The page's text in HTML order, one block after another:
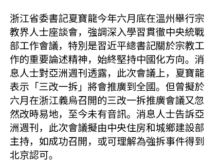
浙江省委書記夏寶龍今年六月底在溫州舉行宗
教界人士座談會，強調深入學習貫徹中央統戰
部工作會議，特別是習近平總書記關於宗教工
作的重要論述精神，始終堅持中國化方向。消
息人士對亞洲週刊透露，此次會議上，夏寶龍
表示「三改一拆」將會推廣到全國。但曾擬於
六月在浙江義烏召開的三改一拆推廣會議又忽
然改時易地，至今未有音訊。消息人士告訴亞
洲週刊，此次會議擬由中央住房和城鄉建設部
主持，如成功召開，或可理解為強拆事件得到
北京認可。